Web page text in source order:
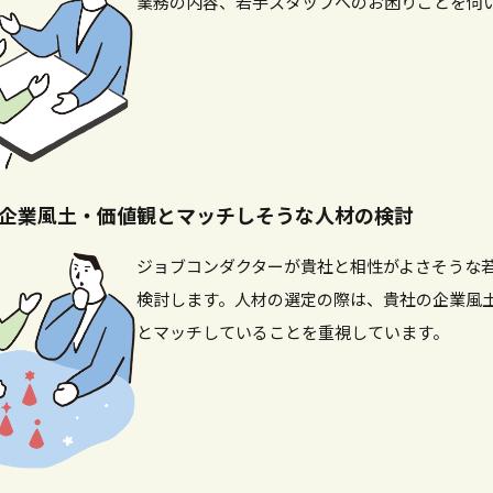
業風土・価値観とマッチしそうな人材の検討
ジョブコンダクターが貴社と相性がよさそうな
検討します。人材の選定の際は、貴社の企業風
とマッチしていることを重視しています。